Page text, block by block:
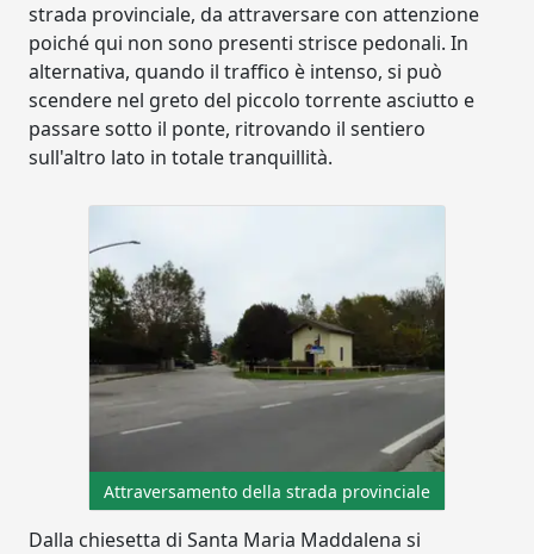
strada provinciale, da attraversare con attenzione
poiché qui non sono presenti strisce pedonali. In
alternativa, quando il traffico è intenso, si può
scendere nel greto del piccolo torrente asciutto e
passare sotto il ponte, ritrovando il sentiero
sull'altro lato in totale tranquillità.
Attraversamento della strada provinciale
Dalla chiesetta di Santa Maria Maddalena si